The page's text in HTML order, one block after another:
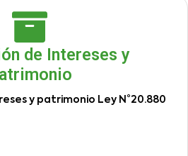
de Intereses y
y patrimonio Ley N°20.880